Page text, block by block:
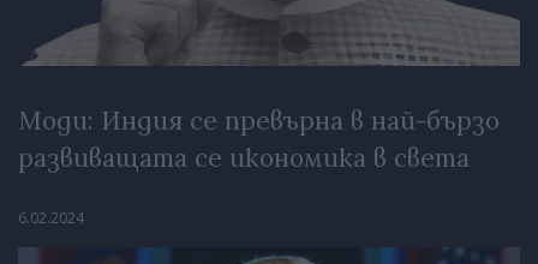
Моди: Индия се превърна в най-бързо
развиващата се икономика в света
6.02.2024